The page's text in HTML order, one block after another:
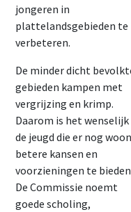
jongeren in
plattelandsgebieden te
verbeteren.
De minder dicht
gebieden kampen met
vergrijzing en krimp.
Daarom is het wenselijk
de jeugd die er nog
betere kansen en
voorzieningen te
De Commissie noemt
goede scholing,